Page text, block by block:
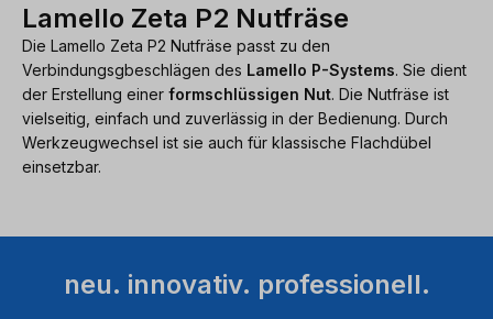
Lamello Zeta P2 Nutfräse
Die Lamello Zeta P2 Nutfräse passt zu den
Verbindungsgbeschlägen des Lamello P-Systems. Sie dient
der Erstellung einer formschlüssigen Nut. Die Nutfräse ist
vielseitig, einfach und zuverlässig in der Bedienung. Durch
Werkzeugwechsel ist sie auch für klassische Flachdübel
einsetzbar.
neu. innovativ. professionell.